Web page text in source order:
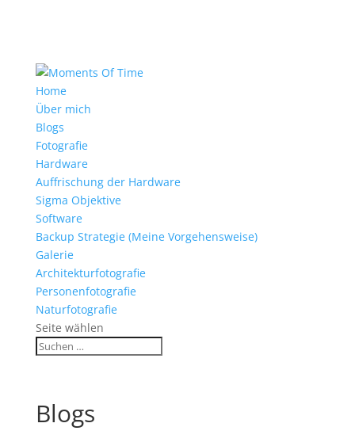
Home
Über mich
Blogs
Fotografie
Hardware
Auffrischung der Hardware
Sigma Objektive
Software
Backup Strategie (Meine Vorgehensweise)
Galerie
Architekturfotografie
Personenfotografie
Naturfotografie
Seite wählen
Blogs